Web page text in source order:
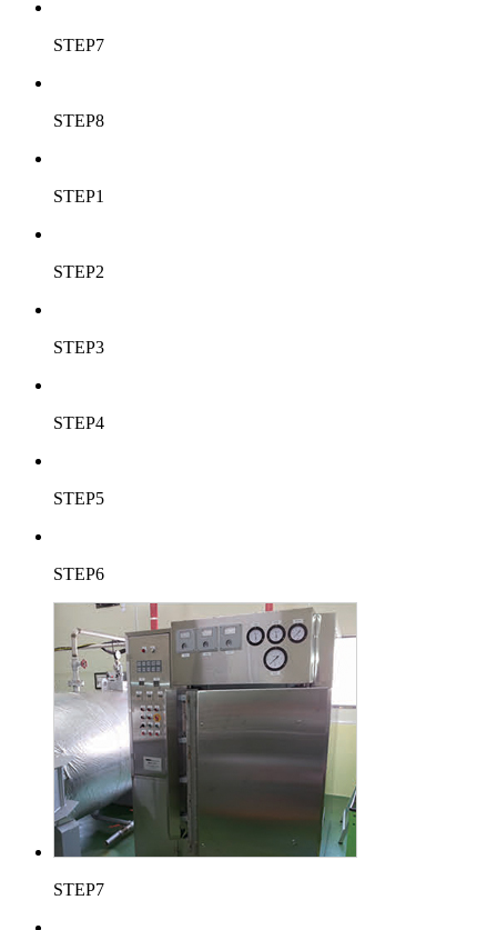
STEP7
STEP8
STEP1
STEP2
STEP3
STEP4
STEP5
STEP6
STEP7